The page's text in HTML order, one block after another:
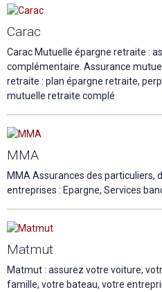
Carac
Carac Mutuelle épargne retraite :
complémentaire. Assurance
retraite : plan épargne retraite,
mutuelle retraite complé
MMA
MMA Assurances des particuliers,
entreprises : Epargne, Services
Matmut
Matmut : assurez votre voiture,
famille, votre bateau, votre